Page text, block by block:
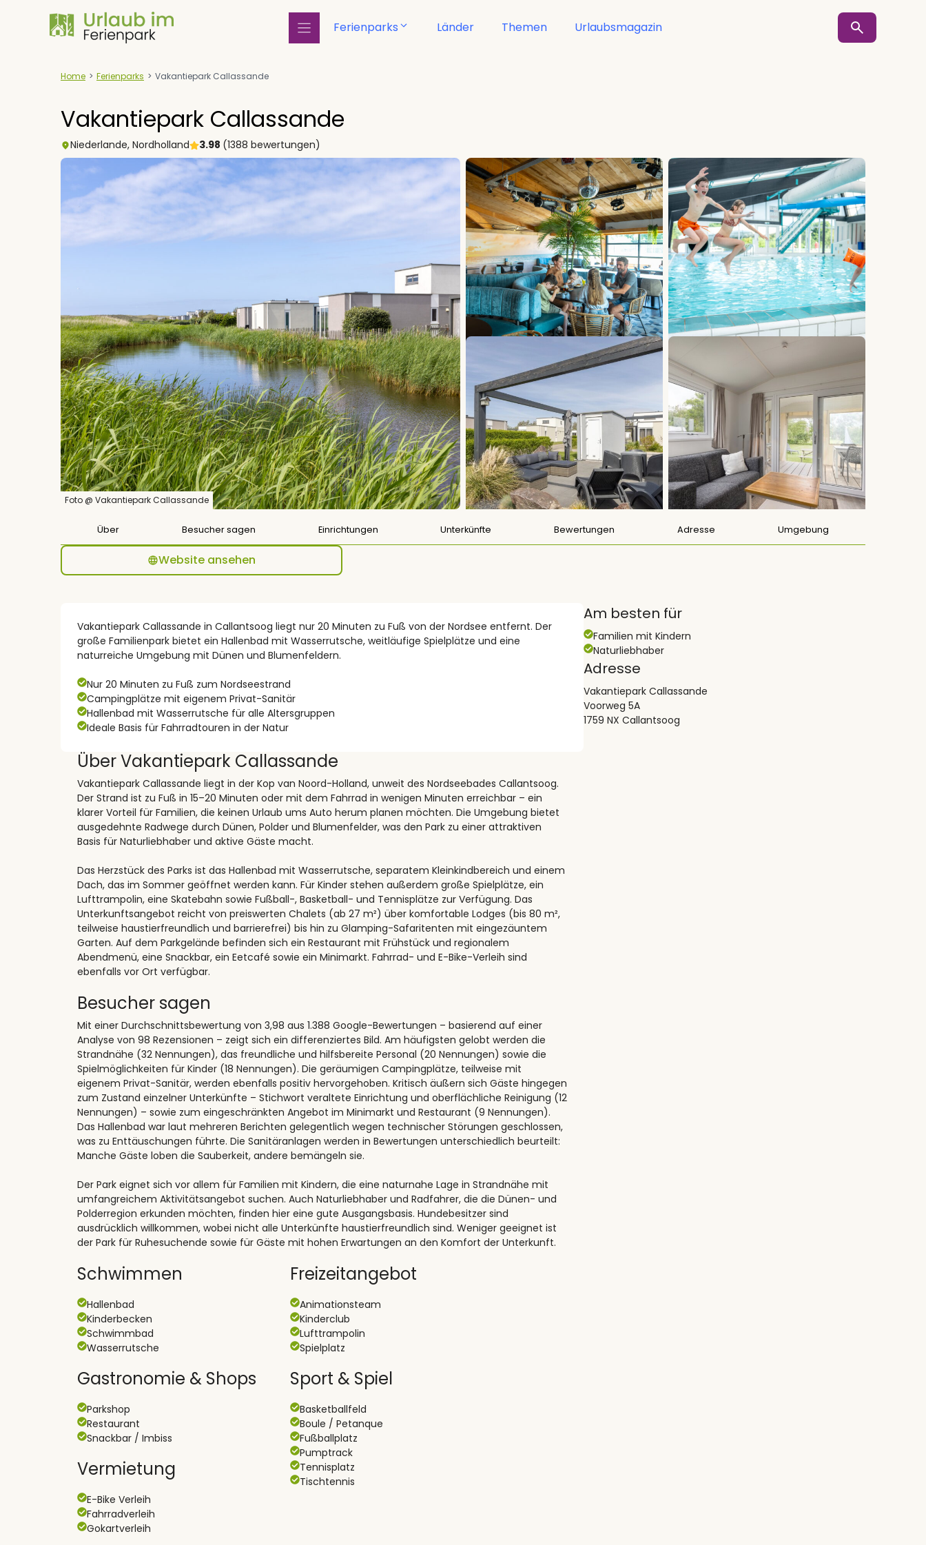
Ferienparks Länder Themen Urlaubsmagazin
Home > Ferienparks > Vakantiepark Callassande
Vakantiepark Callassande
Niederlande, Nordholland 3.98 (1388 bewertungen)
Foto @ Vakantiepark Callassande
Über Besucher sagen Einrichtungen Unterkünfte Bewertungen Adresse Umgebung
Website ansehen
Vakantiepark Callassande in Callantsoog liegt nur 20 Minuten zu Fuß von der Nordsee entfernt. Der
große Familienpark bietet ein Hallenbad mit Wasserrutsche, weitläufige Spielplätze und eine
naturreiche Umgebung mit Dünen und Blumenfeldern.
Nur 20 Minuten zu Fuß zum Nordseestrand
Campingplätze mit eigenem Privat-Sanitär
Hallenbad mit Wasserrutsche für alle Altersgruppen
Ideale Basis für Fahrradtouren in der Natur
Über Vakantiepark Callassande
Vakantiepark Callassande liegt in der Kop van Noord-Holland, unweit des Nordseebades Callantsoog.
Der Strand ist zu Fuß in 15–20 Minuten oder mit dem Fahrrad in wenigen Minuten erreichbar – ein
klarer Vorteil für Familien, die keinen Urlaub ums Auto herum planen möchten. Die Umgebung bietet
ausgedehnte Radwege durch Dünen, Polder und Blumenfelder, was den Park zu einer attraktiven
Basis für Naturliebhaber und aktive Gäste macht.
Das Herzstück des Parks ist das Hallenbad mit Wasserrutsche, separatem Kleinkindbereich und einem
Dach, das im Sommer geöffnet werden kann. Für Kinder stehen außerdem große Spielplätze, ein
Lufttrampolin, eine Skatebahn sowie Fußball-, Basketball- und Tennisplätze zur Verfügung. Das
Unterkunftsangebot reicht von preiswerten Chalets (ab 27 m²) über komfortable Lodges (bis 80 m²,
teilweise haustierfreundlich und barrierefrei) bis hin zu Glamping-Safaritenten mit eingezäuntem
Garten. Auf dem Parkgelände befinden sich ein Restaurant mit Frühstück und regionalem
Abendmenü, eine Snackbar, ein Eetcafé sowie ein Minimarkt. Fahrrad- und E-Bike-Verleih sind
ebenfalls vor Ort verfügbar.
Besucher sagen
Mit einer Durchschnittsbewertung von 3,98 aus 1.388 Google-Bewertungen – basierend auf einer
Analyse von 98 Rezensionen – zeigt sich ein differenziertes Bild. Am häufigsten gelobt werden die
Strandnähe (32 Nennungen), das freundliche und hilfsbereite Personal (20 Nennungen) sowie die
Spielmöglichkeiten für Kinder (18 Nennungen). Die geräumigen Campingplätze, teilweise mit
eigenem Privat-Sanitär, werden ebenfalls positiv hervorgehoben. Kritisch äußern sich Gäste hingegen
zum Zustand einzelner Unterkünfte – Stichwort veraltete Einrichtung und oberflächliche Reinigung (12
Nennungen) – sowie zum eingeschränkten Angebot im Minimarkt und Restaurant (9 Nennungen).
Das Hallenbad war laut mehreren Berichten gelegentlich wegen technischer Störungen geschlossen,
was zu Enttäuschungen führte. Die Sanitäranlagen werden in Bewertungen unterschiedlich beurteilt:
Manche Gäste loben die Sauberkeit, andere bemängeln sie.
Der Park eignet sich vor allem für Familien mit Kindern, die eine naturnahe Lage in Strandnähe mit
umfangreichem Aktivitätsangebot suchen. Auch Naturliebhaber und Radfahrer, die die Dünen- und
Polderregion erkunden möchten, finden hier eine gute Ausgangsbasis. Hundebesitzer sind
ausdrücklich willkommen, wobei nicht alle Unterkünfte haustierfreundlich sind. Weniger geeignet ist
der Park für Ruhesuchende sowie für Gäste mit hohen Erwartungen an den Komfort der Unterkunft.
Schwimmen
Hallenbad
Kinderbecken
Schwimmbad
Wasserrutsche
Gastronomie & Shops
Parkshop
Restaurant
Snackbar / Imbiss
Vermietung
E-Bike Verleih
Fahrradverleih
Gokartverleih
Freizeitangebot
Animationsteam
Kinderclub
Lufttrampolin
Spielplatz
Sport & Spiel
Basketballfeld
Boule / Petanque
Fußballplatz
Pumptrack
Tennisplatz
Tischtennis
Am besten für
Familien mit Kindern
Naturliebhaber
Adresse
Vakantiepark Callassande
Voorweg 5A
1759 NX Callantsoog